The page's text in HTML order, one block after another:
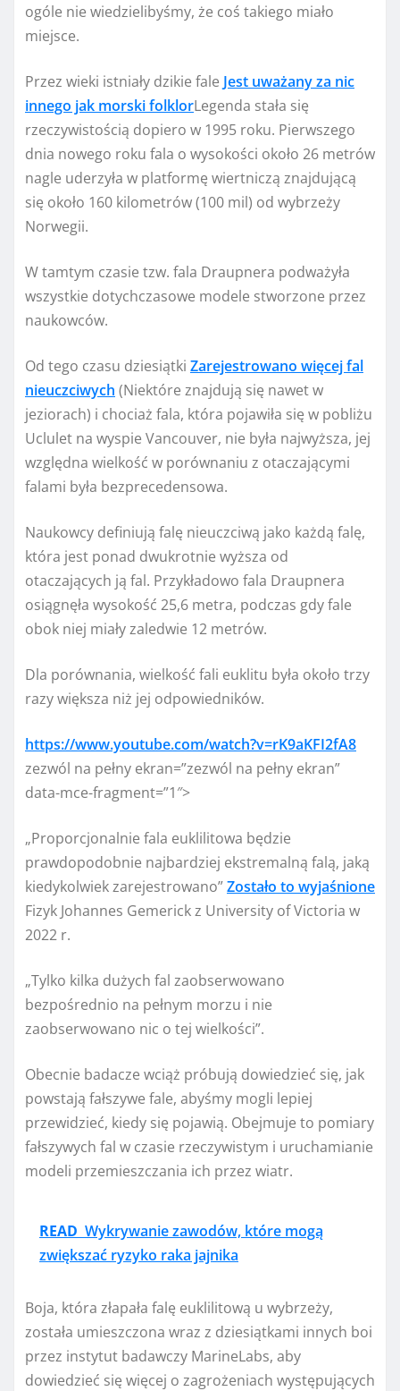
ogóle nie wiedzielibyśmy, że coś takiego miało
miejsce.
Przez wieki istniały dzikie fale Jest uważany za nic
innego jak morski folklorLegenda stała się
rzeczywistością dopiero w 1995 roku. Pierwszego
dnia nowego roku fala o wysokości około 26 metrów
nagle uderzyła w platformę wiertniczą znajdującą
się około 160 kilometrów (100 mil) od wybrzeży
Norwegii.
W tamtym czasie tzw. fala Draupnera podważyła
wszystkie dotychczasowe modele stworzone przez
naukowców.
Od tego czasu dziesiątki Zarejestrowano więcej fal
nieuczciwych (Niektóre znajdują się nawet w
jeziorach) i chociaż fala, która pojawiła się w pobliżu
Uclulet na wyspie Vancouver, nie była najwyższa, jej
względna wielkość w porównaniu z otaczającymi
falami była bezprecedensowa.
Naukowcy definiują falę nieuczciwą jako każdą falę,
która jest ponad dwukrotnie wyższa od
otaczających ją fal. Przykładowo fala Draupnera
osiągnęła wysokość 25,6 metra, podczas gdy fale
obok niej miały zaledwie 12 metrów.
Dla porównania, wielkość fali euklitu była około trzy
razy większa niż jej odpowiedników.
https://www.youtube.com/watch?v=rK9aKFI2fA8
zezwól na pełny ekran=”zezwól na pełny ekran”
data-mce-fragment=”1″>
„Proporcjonalnie fala euklilitowa będzie
prawdopodobnie najbardziej ekstremalną falą, jaką
kiedykolwiek zarejestrowano”Zostało to wyjaśnione
Fizyk Johannes Gemerick z University of Victoria w
2022 r.
„Tylko kilka dużych fal zaobserwowano
bezpośrednio na pełnym morzu i nie
zaobserwowano nic o tej wielkości”.
Obecnie badacze wciąż próbują dowiedzieć się, jak
powstają fałszywe fale, abyśmy mogli lepiej
przewidzieć, kiedy się pojawią. Obejmuje to pomiary
fałszywych fal w czasie rzeczywistym i uruchamianie
modeli przemieszczania ich przez wiatr.
READ Wykrywanie zawodów, które mogą
zwiększać ryzyko raka jajnika
Boja, która złapała falę euklilitową u wybrzeży,
została umieszczona wraz z dziesiątkami innych boi
przez instytut badawczy MarineLabs, aby
dowiedzieć się więcej o zagrożeniach występujących